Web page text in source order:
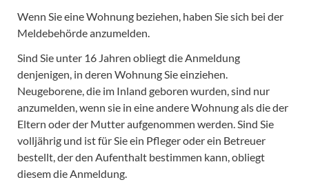
Wenn Sie eine Wohnung beziehen, haben Sie sich bei der
Meldebehörde anzumelden.
Sind Sie unter 16 Jahren obliegt die Anmeldung
denjenigen, in deren Wohnung Sie einziehen.
Neugeborene, die im Inland geboren wurden, sind nur
anzumelden, wenn sie in eine andere Wohnung als die der
Eltern oder der Mutter aufgenommen werden. Sind Sie
volljährig und ist für Sie ein Pfleger oder ein Betreuer
bestellt, der den Aufenthalt bestimmen kann, obliegt
diesem die Anmeldung.